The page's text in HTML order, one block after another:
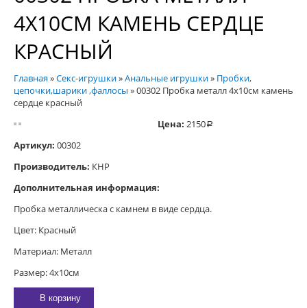
4Х10СМ КАМЕНЬ СЕРДЦЕ
КРАСНЫЙ
Главная»Секс-игрушки»Анальные игрушки» Пробки,
цепочки,шарики ,фаллосы »00302 Пробка металл 4х10см камень
сердце красный
Цена: 2150 a
Артикул: 00302
Производитель: КНР
Дополнительная информация:
Пробка металлическа с камнем в виде сердца.
Цвет: Красный
Материал: Металл
Размер: 4х10см
В корзину